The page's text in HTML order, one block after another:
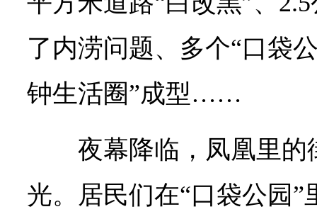
了内涝问题、多个“口袋
钟生活圈”成型……
夜幕降临，凤凰里
光。居民们在“口袋公园